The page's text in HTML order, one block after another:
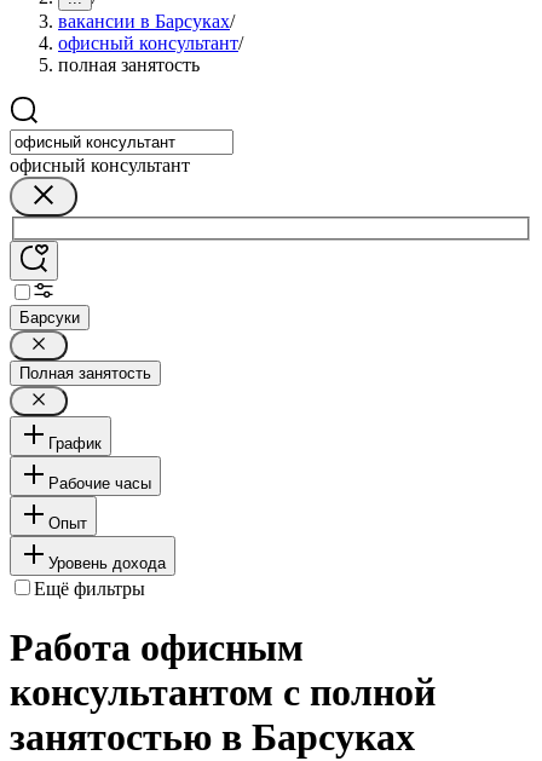
вакансии в Барсуках/
офисный консультант/
полная занятость
офисный консультант
Барсуки
Полная занятость
График
Рабочие часы
Опыт
Уровень дохода
Ещё фильтры
Работа офисным
консультантом с полной
занятостью в Барсуках